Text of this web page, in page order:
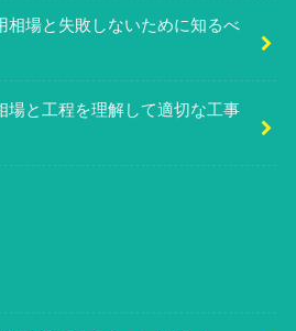
相場と失敗しないために知るべ
場と工程を理解して適切な工事